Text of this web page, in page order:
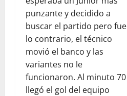
punzante y decidido a
buscar el partido pero fue
lo contrario, el técnico
movió el banco y las
variantes no le
funcionaron. Al minuto 70
llegó el gol del equipo